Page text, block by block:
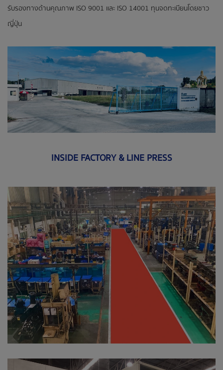
รับรองทางด้านคุณภาพ ISO 9001 และ ISO 14001 ทุนจดทะเบียนโดยชาว
ญี่ปุ่น
INSIDE FACTORY & LINE PRESS